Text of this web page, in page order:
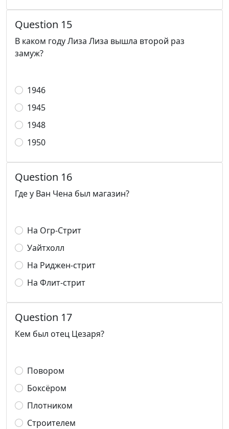
Question 15
В каком году Лиза Лиза вышла второй раз
замуж?
1946
1945
1948
1950
Question 16
Где у Ван Чена был магазин?
На Огр-Стрит
Уайтхолл
На Риджен-стрит
На Флит-стрит
Question 17
Кем был отец Цезаря?
Повором
Боксёром
Плотником
Строителем